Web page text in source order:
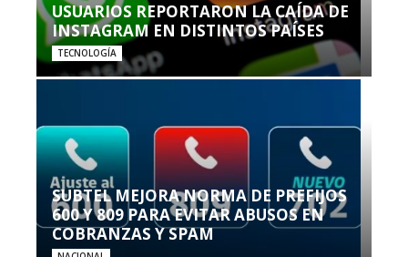
USUARIOS REPORTARON LA CAÍDA DE
INSTAGRAM EN DISTINTOS PAÍSES
TECNOLOGÍA
SUBTEL MEJORA NORMA DE PREFIJOS
600 Y 809 PARA EVITAR ABUSOS EN
COBRANZAS Y SPAM